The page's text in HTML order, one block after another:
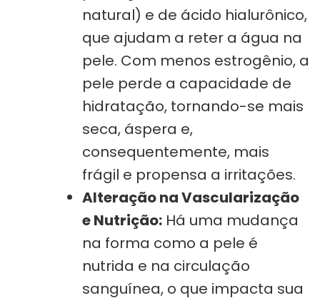
natural) e de ácido hialurônico,
que ajudam a reter a água na
pele. Com menos estrogênio, a
pele perde a capacidade de
hidratação, tornando-se mais
seca, áspera e,
consequentemente, mais
frágil e propensa a irritações.
Alteração na Vascularização
e Nutrição: Há uma mudança
na forma como a pele é
nutrida e na circulação
sanguínea, o que impacta sua